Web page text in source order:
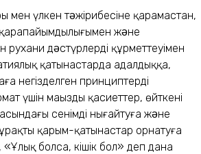
мен үлкен тəжірибесіне қарамастан,
қарапайымдылығымен жəне
рухани дəстүрлерді құрметтеуімен
қатынастарда адалдыққа,
негізделген принциптерді
үшін маңызды қасиеттер, өйткені
сенімді нығайтуға жəне
қарым-қатынастар орнатуға
болсаң, кішік бол» деп дана